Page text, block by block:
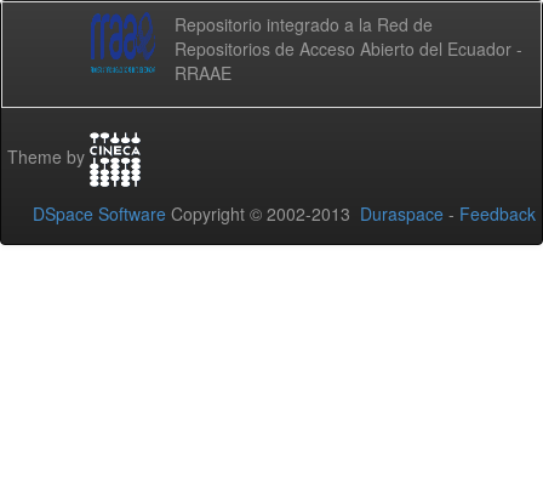
Repositorio integrado a la Red de
Repositorios de Acceso Abierto del Ecuador -
RRAAE
Theme by
DSpace Software Copyright © 2002-2013 Duraspace - Feedback